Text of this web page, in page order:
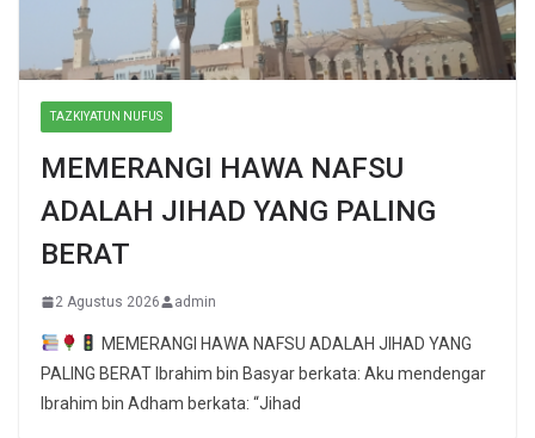
TAZKIYATUN NUFUS
MEMERANGI HAWA NAFSU
ADALAH JIHAD YANG PALING
BERAT
2 Agustus 2026 admin
MEMERANGI HAWA NAFSU ADALAH JIHAD YANG
PALING BERAT Ibrahim bin Basyar berkata: Aku mendengar
Ibrahim bin Adham berkata: “Jihad